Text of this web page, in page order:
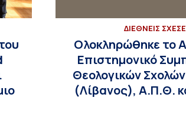
ΔΙΕΘΝΕΙΣ
Ολοκληρώθηκε το
Επιστημονικό
Θεολογικών
(Λίβανος), Α.Π.Θ.